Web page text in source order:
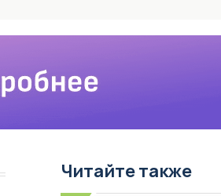
Читайте также